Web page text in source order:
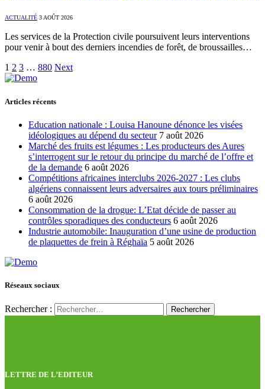
ACTUALITÉ 3 AOÛT 2026
Les services de la Protection civile poursuivent leurs interventions
pour venir à bout des derniers incendies de forêt, de broussailles…
1 2 3 … 880 Next
Articles récents
Education nationale : Louisa Hanoune dénonce les visées
idéologiques au dépend du secteur 7 août 2026
Marché des fruits est légumes : Les producteurs des Aures
s’interrogent sur le retour du principe du marché de l’offre et
de la demande 6 août 2026
Compétitions africaines interclubs 2026-2027 : Les clubs
algériens connaissent leurs adversaires aux tours préliminaires
6 août 2026
Consommation de la drogue: L’Etat décide de passer au
contrôles sporadiques des conducteurs 6 août 2026
Industrie automobile: Inauguration d’une usine de production
de plaquettes de frein à Réghaïa 5 août 2026
Réseaux sociaux
Rechercher :
LETTRE DE L’EDITEUR